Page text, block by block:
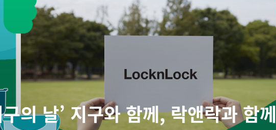
의 날’ 지구와 함께, 락앤락과 함께